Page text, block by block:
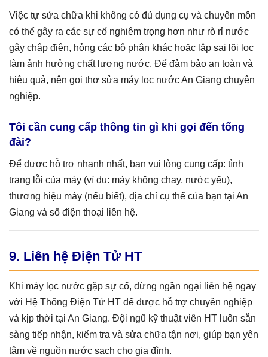
Việc tự sửa chữa khi không có đủ dụng cụ và chuyên môn
có thể gây ra các sự cố nghiêm trọng hơn như rò rỉ nước
gây chập điện, hỏng các bộ phận khác hoặc lắp sai lõi lọc
làm ảnh hưởng chất lượng nước. Để đảm bảo an toàn và
hiệu quả, nên gọi thợ sửa máy lọc nước An Giang chuyên
nghiệp.
Tôi cần cung cấp thông tin gì khi gọi đến tổng
đài?
Để được hỗ trợ nhanh nhất, bạn vui lòng cung cấp: tình
trạng lỗi của máy (ví dụ: máy không chạy, nước yếu),
thương hiệu máy (nếu biết), địa chỉ cụ thể của bạn tại An
Giang và số điện thoại liên hệ.
9. Liên hệ Điện Tử HT
Khi máy lọc nước gặp sự cố, đừng ngần ngại liên hệ ngay
với Hệ Thống Điện Tử HT để được hỗ trợ chuyên nghiệp
và kịp thời tại An Giang. Đội ngũ kỹ thuật viên HT luôn sẵn
sàng tiếp nhận, kiểm tra và sửa chữa tận nơi, giúp bạn yên
tâm về nguồn nước sạch cho gia đình.